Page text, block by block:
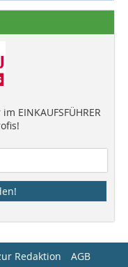
EINKAUFSFÜHRER
Redaktion
AGB